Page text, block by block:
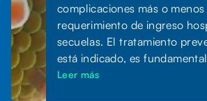
complicaciones más o
requerimiento de ingreso
secuelas. El tratamiento
está indicado, es
Leer más